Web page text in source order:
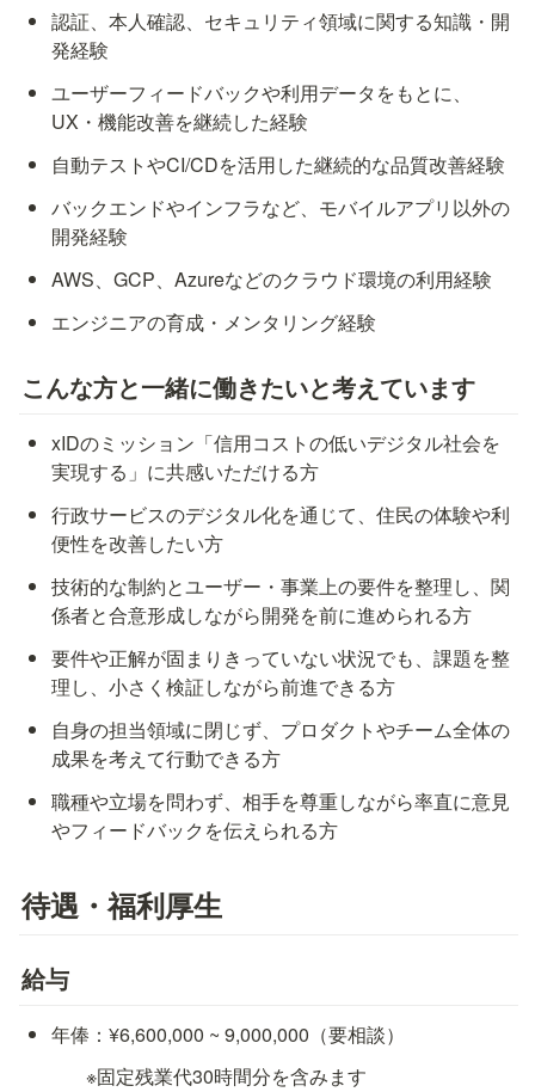
認証、本人確認、セキュリティ領域に関する知識・開
発経験
ユーザーフィードバックや利用データをもとに、
UX・機能改善を継続した経験
自動テストやCI/CDを活用した継続的な品質改善経験
バックエンドやインフラなど、モバイルアプリ以外の
開発経験
AWS、GCP、Azureなどのクラウド環境の利用経験
エンジニアの育成・メンタリング経験
こんな方と一緒に働きたいと考えています
xIDのミッション「信用コストの低いデジタル社会を
実現する」に共感いただける方
行政サービスのデジタル化を通じて、住民の体験や利
便性を改善したい方
技術的な制約とユーザー・事業上の要件を整理し、関
係者と合意形成しながら開発を前に進められる方
要件や正解が固まりきっていない状況でも、課題を整
理し、小さく検証しながら前進できる方
自身の担当領域に閉じず、プロダクトやチーム全体の
成果を考えて行動できる方
職種や立場を問わず、相手を尊重しながら率直に意見
やフィードバックを伝えられる方
待遇・福利厚生
給与
年俸：¥6,600,000 ~ 9,000,000（要相談）
※固定残業代30時間分を含みます